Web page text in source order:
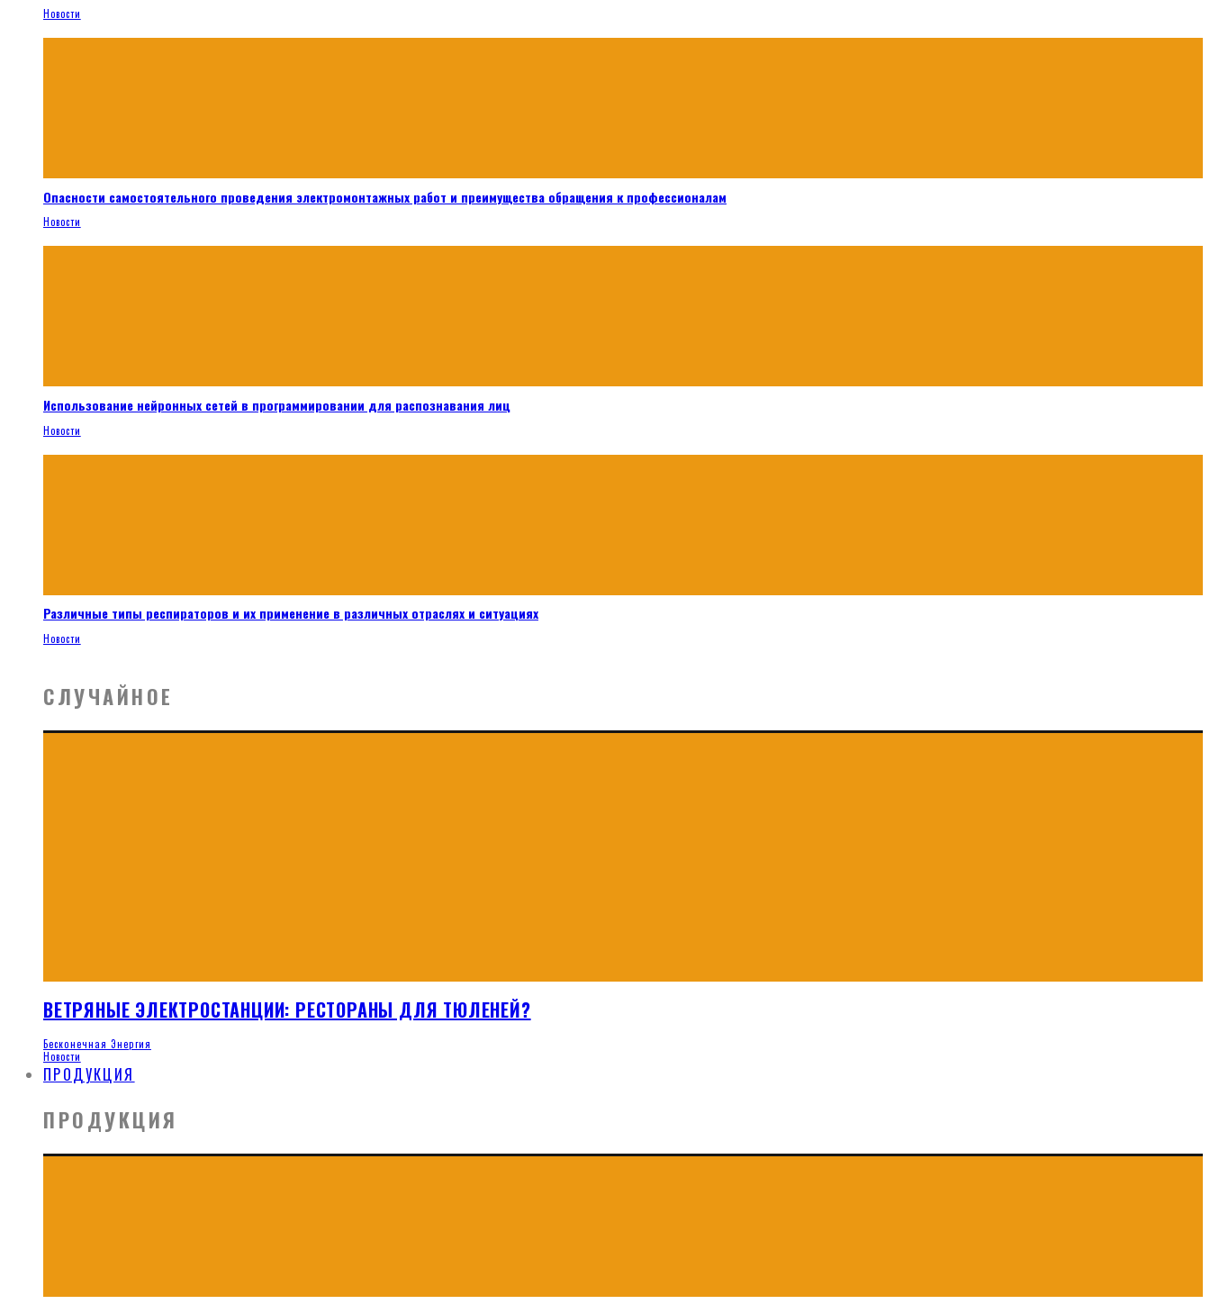
Новости
Опасности самостоятельного проведения электромонтажных работ и преимущества обращения к профессионалам
Новости
Использование нейронных сетей в программировании для распознавания лиц
Новости
Различные типы респираторов и их применение в различных отраслях и ситуациях
Новости
СЛУЧАЙНОЕ
ВЕТРЯНЫЕ ЭЛЕКТРОСТАНЦИИ: РЕСТОРАНЫ ДЛЯ ТЮЛЕНЕЙ?
Бесконечная Энергия
Новости
ПРОДУКЦИЯ
ПРОДУКЦИЯ